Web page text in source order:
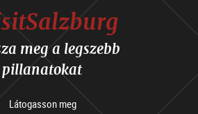
meg a legszebb
pillanatokat
Látogasson meg